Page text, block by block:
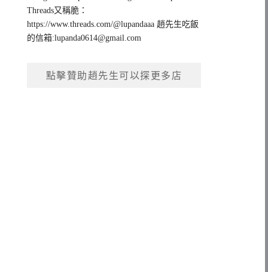
Threads又稱脆：
https://www.threads.com/@lupandaaa 趙先生吃飯
的信箱:lupanda0614@gmail.com
點擊贊助趙先生可以探更多店